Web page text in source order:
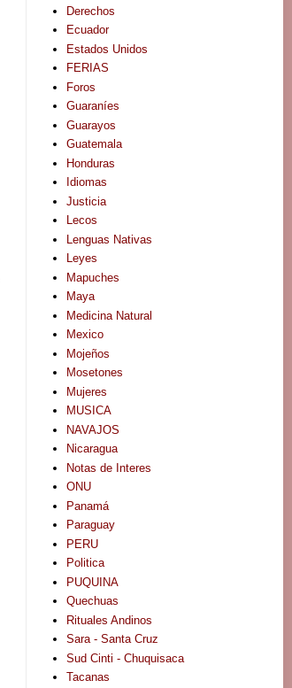
Derechos
Ecuador
Estados Unidos
FERIAS
Foros
Guaraníes
Guarayos
Guatemala
Honduras
Idiomas
Justicia
Lecos
Lenguas Nativas
Leyes
Mapuches
Maya
Medicina Natural
Mexico
Mojeños
Mosetones
Mujeres
MUSICA
NAVAJOS
Nicaragua
Notas de Interes
ONU
Panamá
Paraguay
PERU
Politica
PUQUINA
Quechuas
Rituales Andinos
Sara - Santa Cruz
Sud Cinti - Chuquisaca
Tacanas